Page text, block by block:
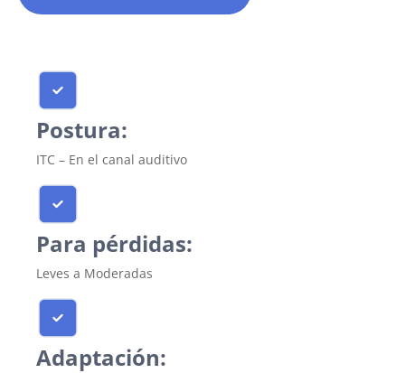
Postura:
ITC – En el canal auditivo
Para pérdidas:
Leves a Moderadas
Adaptación: